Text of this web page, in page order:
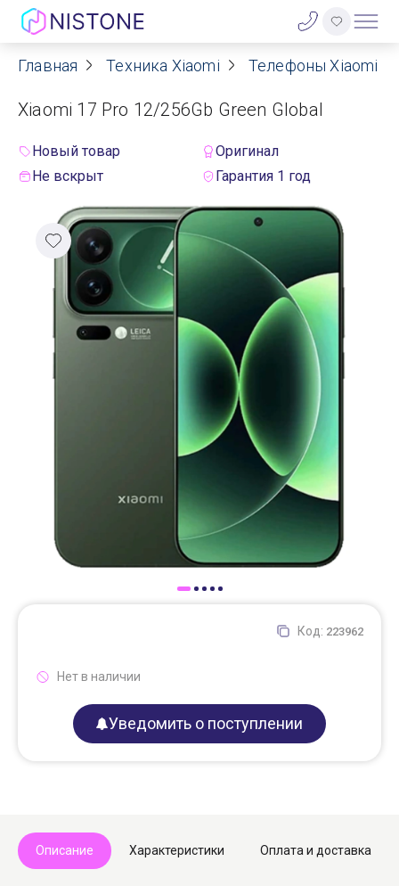
Акции
О нас
Договор оферты
Реквизиты
Контакты
Самовывоз
Главная Техника Xiaomi Телефоны Xiaomi
Xiaomi 17 Pro 12/256Gb Green Global
Новый товар
Оригинал
Не вскрыт
Гарантия 1 год
Код: 223962
Нет в наличии
Уведомить о поступлении
Описание Характеристики Оплата и доставка